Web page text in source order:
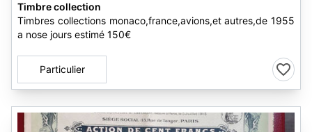
Timbre collection
Timbres collections monaco,france,avions,et autres,de 1955
a nose jours estimé 150€
Particulier